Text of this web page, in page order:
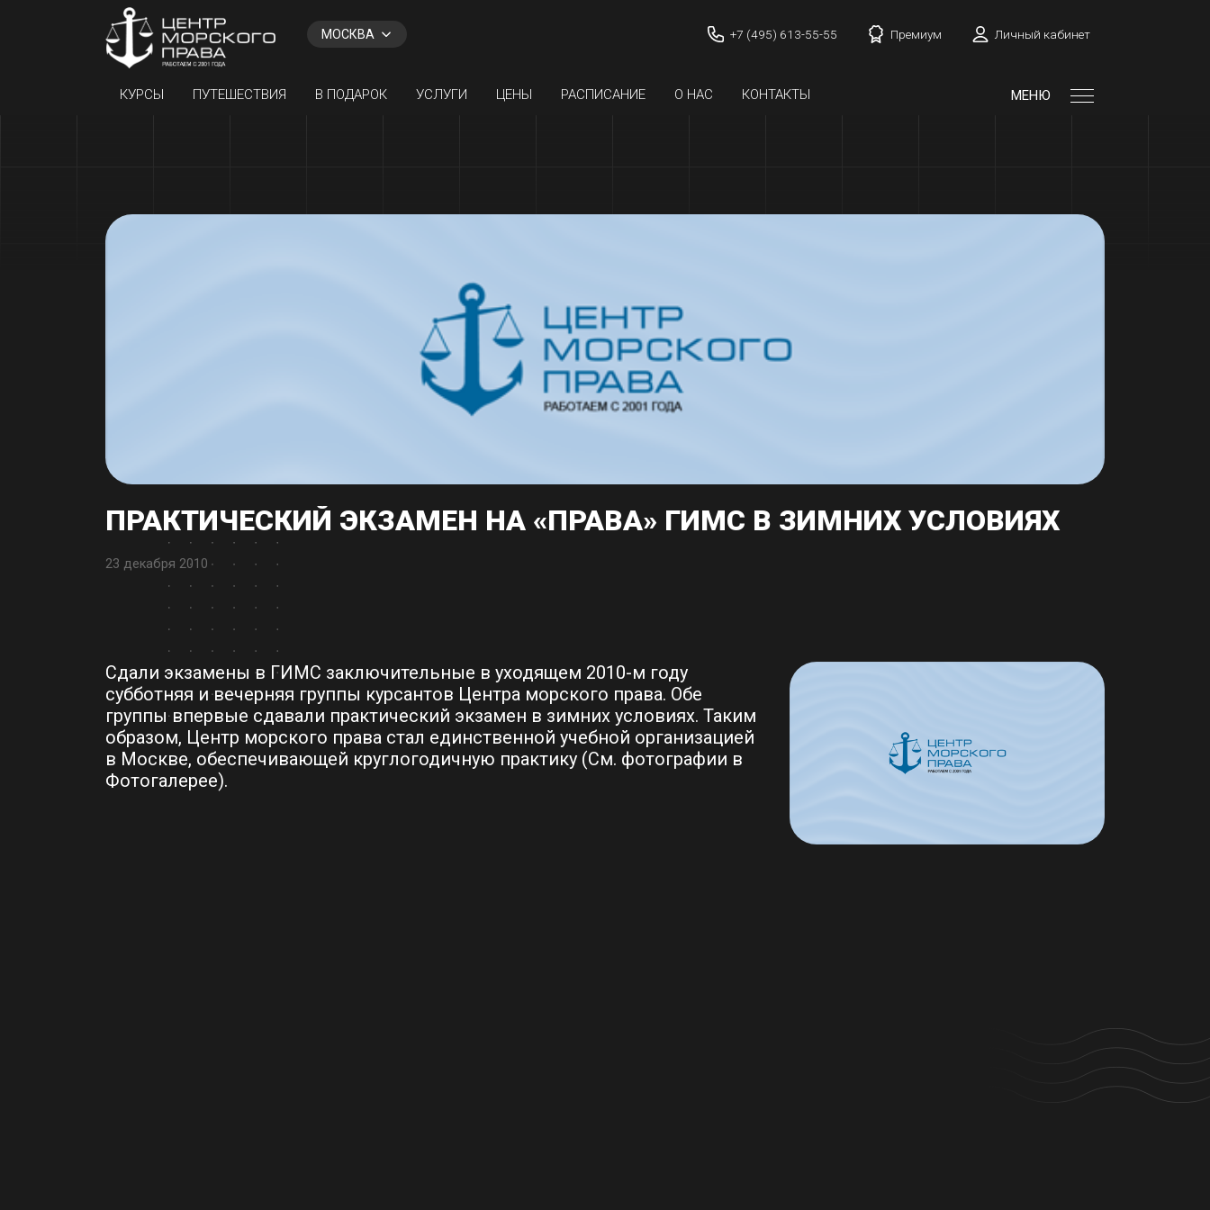
МОСКВА +7 (495) 613-55-55 Премиум Личный кабинет
КУРСЫ ПУТЕШЕСТВИЯ В ПОДАРОК УСЛУГИ ЦЕНЫ РАСПИСАНИЕ О НАС КОНТАКТЫ МЕНЮ
Назад
ПРАКТИЧЕСКИЙ ЭКЗАМЕН НА «ПРАВА» ГИМС В ЗИМНИХ УСЛОВИЯХ
23 декабря 2010
Сдали экзамены в ГИМС заключительные в уходящем 2010-м году
субботняя и вечерняя группы курсантов Центра морского права. Обе
группы впервые сдавали практический экзамен в зимних условиях. Таким
образом, Центр морского права стал единственной учебной организацией
в Москве, обеспечивающей круглогодичную практику (См. фотографии в
Фотогалерее).